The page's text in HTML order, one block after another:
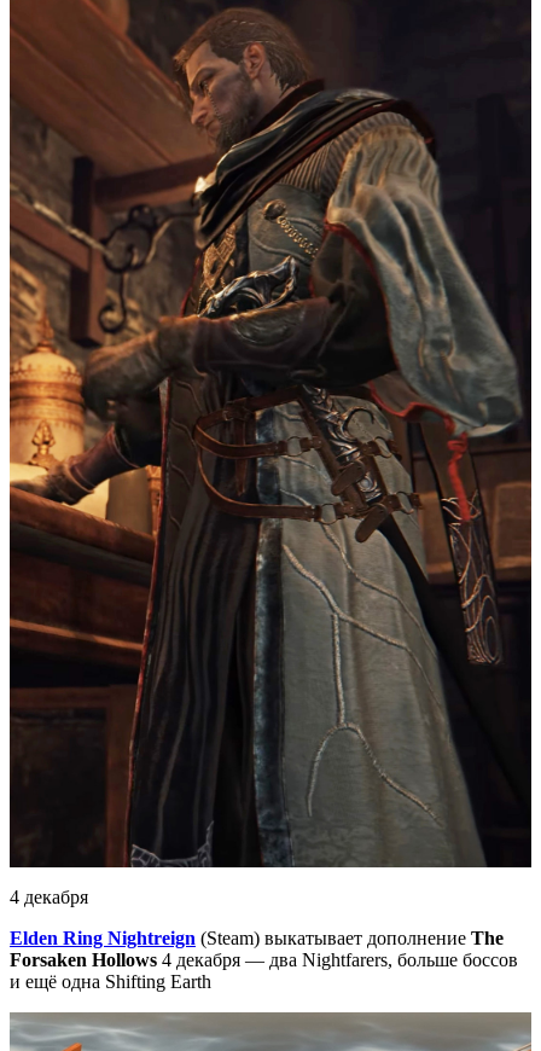
4 декабря
Elden Ring Nightreign (Steam) выкатывает дополнение The
Forsaken Hollows 4 декабря — два Nightfarers, больше боссов
и ещё одна Shifting Earth